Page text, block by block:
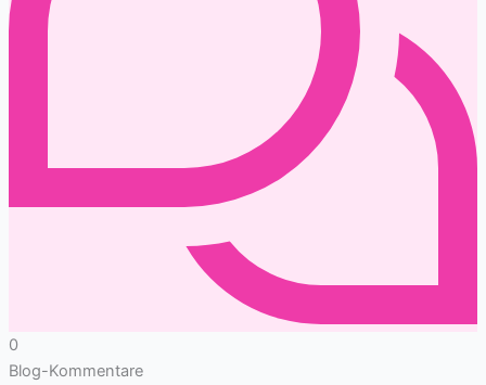
0
Blog-Kommentare